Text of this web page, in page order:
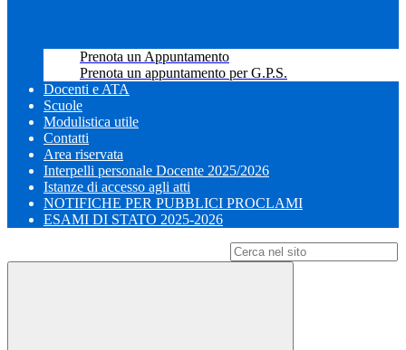
Prenota un Appuntamento
Prenota un appuntamento per G.P.S.
Docenti e ATA
Scuole
Modulistica utile
Contatti
Area riservata
Interpelli personale Docente 2025/2026
Istanze di accesso agli atti
NOTIFICHE PER PUBBLICI PROCLAMI
ESAMI DI STATO 2025-2026